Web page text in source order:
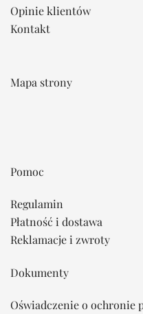
Opinie klientów
Kontakt
Mapa strony
Pomoc
Regulamin
Płatność i dostawa
Reklamacje i zwroty
Dokumenty
Oświadczenie o ochronie